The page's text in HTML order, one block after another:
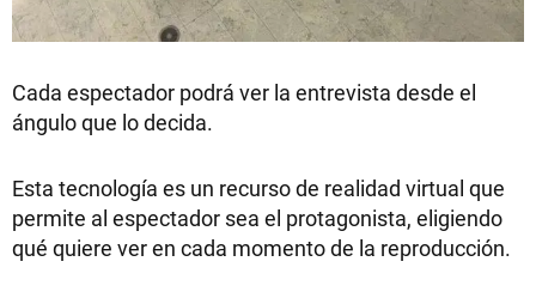
Cada espectador podrá ver la entrevista desde el
ángulo que lo decida.
Esta tecnología es un recurso de realidad virtual que
permite al espectador sea el protagonista, eligiendo
qué quiere ver en cada momento de la reproducción.